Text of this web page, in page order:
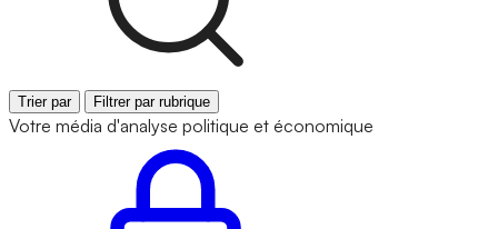
Trier par Filtrer par rubrique
Votre média d'analyse politique et économique